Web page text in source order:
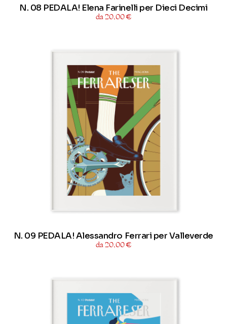
N. 08 PEDALA! Elena Farinelli per Dieci Decimi
da 20,00 €
N. 09 PEDALA! Alessandro Ferrari per Valleverde
da 20,00 €